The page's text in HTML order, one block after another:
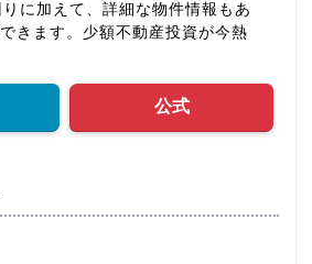
に加えて、詳細な物件情報もあ
きます。少額不動産投資が今熱
公式